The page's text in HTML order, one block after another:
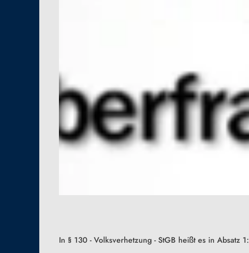
In § 130 -Volksverhetzung - StGB heißt es in Absatz 1: